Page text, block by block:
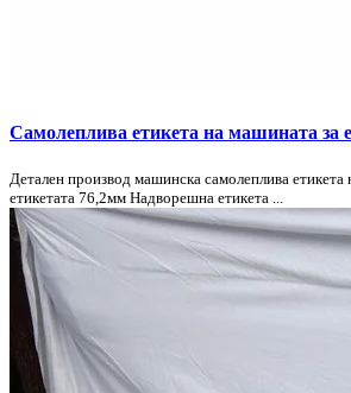
Самолеплива етикета на машината за
Детален производ машинска самолеплива
етикетата 76,2мм Надворешна етикета ...